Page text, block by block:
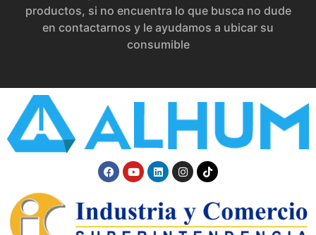
productos, si no encuentra lo que busca no dude
en contactarnos y le ayudamos a ubicar su
consumible